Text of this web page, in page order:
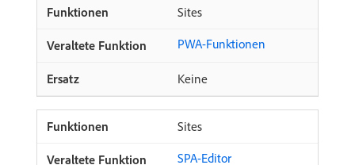
Sites
PWA-Funktionen
Keine
Sites
SPA-Editor